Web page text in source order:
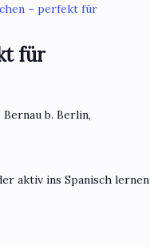
für
– perfekt für
b. Berlin,
aktiv ins Spanisch lernen